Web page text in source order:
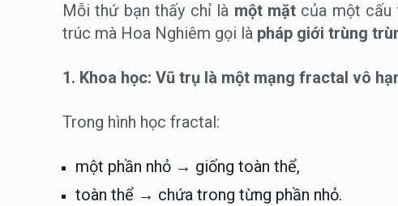
Mỗi thứ bạn thấy chỉ là một mặtcủa một cấu
trúc mà Hoa Nghiêm gọi là pháp giới trùng
1. Khoa học: Vũ trụ là một mạng fractal vô
Trong hình học fractal:
một phần nhỏ → giống toàn thể,
toàn thể → chứa trong từng phần nhỏ.